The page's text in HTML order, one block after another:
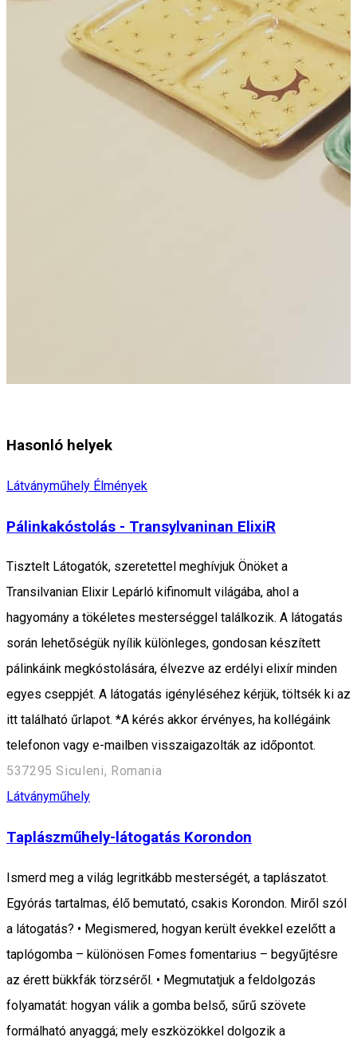
Hasonló helyek
Látványműhely Élmények
Pálinkakóstolás - Transylvaninan ElixiR
Tisztelt Látogatók, szeretettel meghívjuk Önöket a
Transilvanian Elixir Lepárló kifinomult világába, ahol a
hagyomány a tökéletes mesterséggel találkozik. A látogatás
során lehetőségük nyílik különleges, gondosan készített
pálinkáink megkóstolására, élvezve az erdélyi elixír minden
egyes cseppjét. A látogatás igényléséhez kérjük, töltsék ki az
itt található űrlapot. *A kérés akkor érvényes, ha kollégáink
telefonon vagy e-mailben visszaigazolták az időpontot.
537295 Siculeni, Romania
Látványműhely
Taplászműhely-látogatás Korondon
Ismerd meg a világ legritkább mesterségét, a taplászatot.
Egyórás tartalmas, élő bemutató, csakis Korondon. Miről szól
a látogatás? • Megismered, hogyan került évekkel ezelőtt a
taplógomba – különösen Fomes fomentarius – begyűjtésre
az érett bükkfák törzséről. • Megmutatjuk a feldolgozás
folyamatát: hogyan válik a gomba belső, sűrű szövete
formálható anyaggá; mely eszközökkel dolgozik a